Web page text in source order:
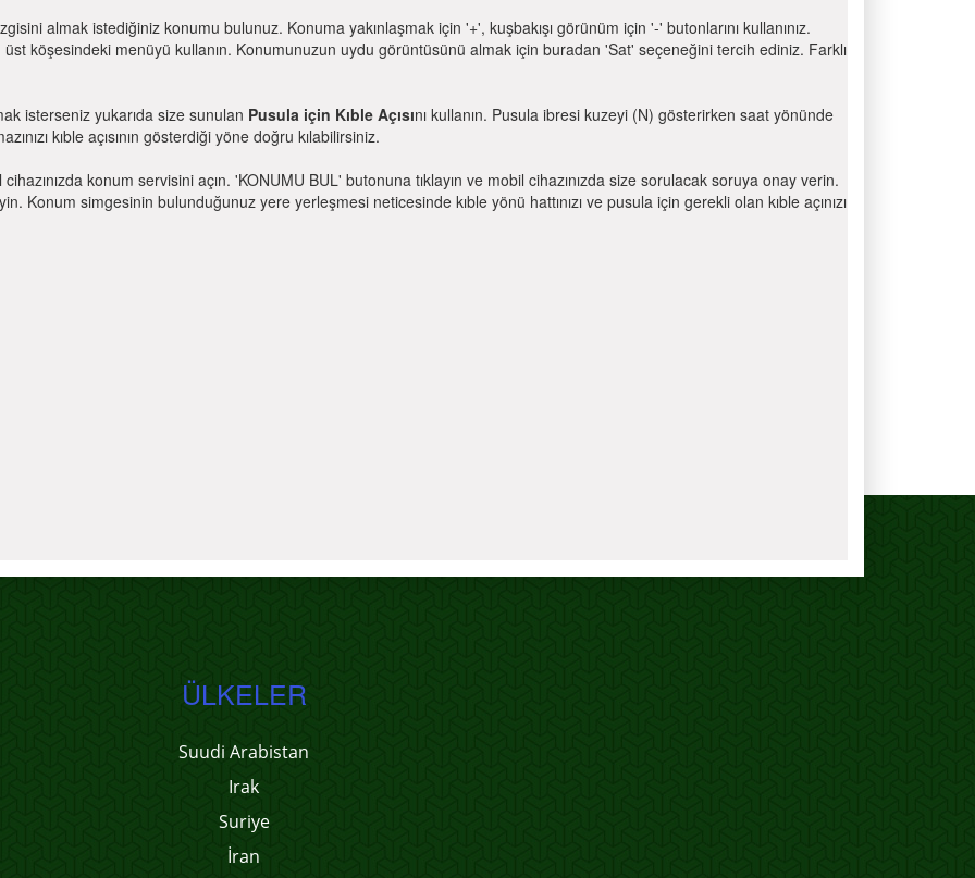
almak istediğiniz konumu bulunuz. Konuma yakınlaşmak için '+', kuşbakışı görünüm için '-' butonlarını kullanınız.
köşesindeki menüyü kullanın. Konumunuzun uydu görüntüsünü almak için buradan 'Sat' seçeneğini tercih ediniz. Farklı
isterseniz yukarıda size sunulan Pusula için Kıble Açısını kullanın. Pusula ibresi kuzeyi (N) gösterirken saat yönünde
kıble açısının gösterdiği yöne doğru kılabilirsiniz.
konum servisini açın. 'KONUMU BUL' butonuna tıklayın ve mobil cihazınızda size sorulacak soruya onay verin.
Konum simgesinin bulunduğunuz yere yerleşmesi neticesinde kıble yönü hattınızı ve pusula için gerekli olan kıble açınızı
ÜLKELER
Suudi Arabistan
Irak
Suriye
İran